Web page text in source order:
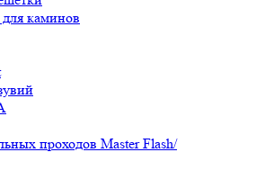
каминов
проходов Master Flash/